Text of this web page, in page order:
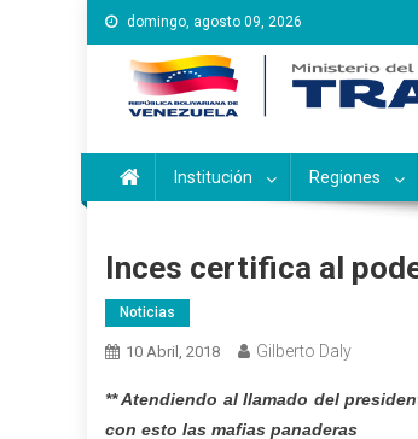
Saltar
al
contenido
domingo, agosto 09, 2026
Instituto
Inces
Institución Regiones
Inces certifica al
Noticias
10 Abril, 2018 Gilberto Daly
** Atendiendo al llamado del
con esto las mafias panaderas